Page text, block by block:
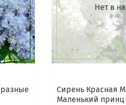
Нет в
Сирень Красная
Маленький принц